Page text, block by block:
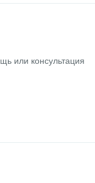
или консультация